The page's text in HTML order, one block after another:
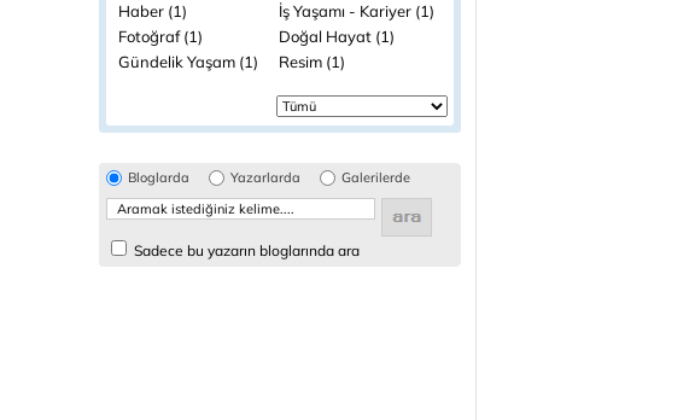
Haber (1)
İş Yaşamı - Kariyer (1)
Fotoğraf (1)
Doğal Hayat (1)
Gündelik Yaşam (1)
Resim (1)
Bloglarda Yazarlarda Galerilerde
Sadece bu yazarın bloglarında ara